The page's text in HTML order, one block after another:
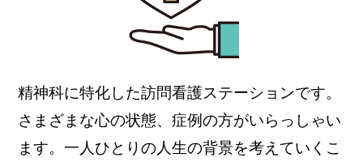
精神科に特化した訪問看護ステーションです。
さまざまな心の状態、症例の方がいらっしゃい
ます。一人ひとりの人生の背景を考えていくこ